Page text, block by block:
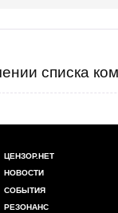
списка
ЦЕНЗОР.НЕТ
НОВОСТИ
СОБЫТИЯ
РЕЗОНАНС